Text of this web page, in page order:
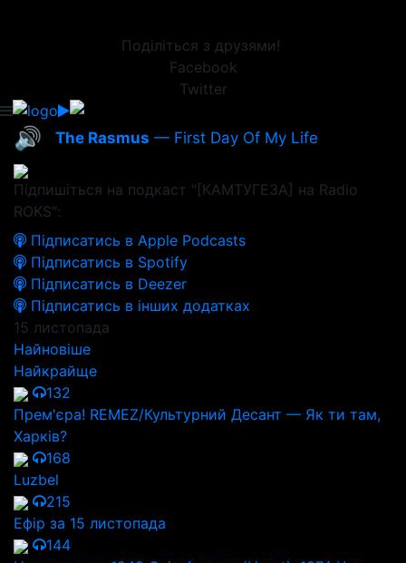
Поділіться з друзями!
Facebook
Twitter
🔊 The Rasmus — First Day Of My Life
Підпишіться на подкаст "[КАМТУГЕЗА] на Radio
ROKS":
Підписатись в Apple Podcasts
Підписатись в Spotify
Підписатись в Deezer
Підписатись в інших додатках
15 листопада
Найновіше
Найкрайще
132
Прем'єра! REMEZ/Культурний Десант — Як ти там,
Харків?
168
Luzbel
215
Ефір за 15 листопада
144